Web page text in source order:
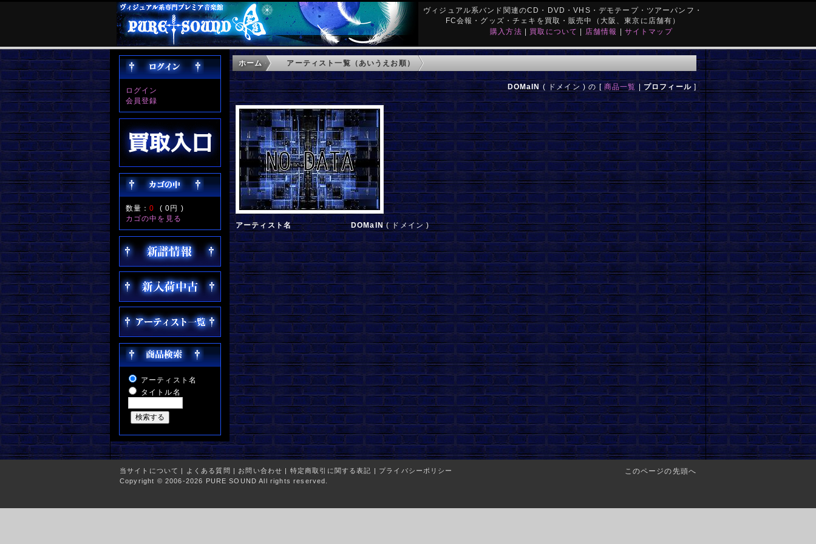
ヴィジュアル系バンド関連のCD・DVD・VHS・デモテープ・ツアーパンフ・
FC会報・グッズ・チェキを買取・販売中（大阪、東京に店舗有）
購入方法 | 買取について | 店舗情報 | サイトマップ
ログイン
会員登録
数量：0 (0円 )
カゴの中を見る
アーティスト名
タイトル名
ホーム アーティスト一覧（あいうえお順）
DOMaIN ( ドメイン ) の [ 商品一覧 | プロフィール]
アーティスト名 DOMaIN( ドメイン )
このページの先頭へ
当サイトについて | よくある質問 | お問い合わせ | 特定商取引に関する表記 | プライバシーポリシー
Copyright © 2006-2026 PURE SOUND All rights reserved.